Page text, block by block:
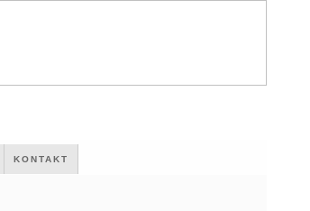
KONTAKT